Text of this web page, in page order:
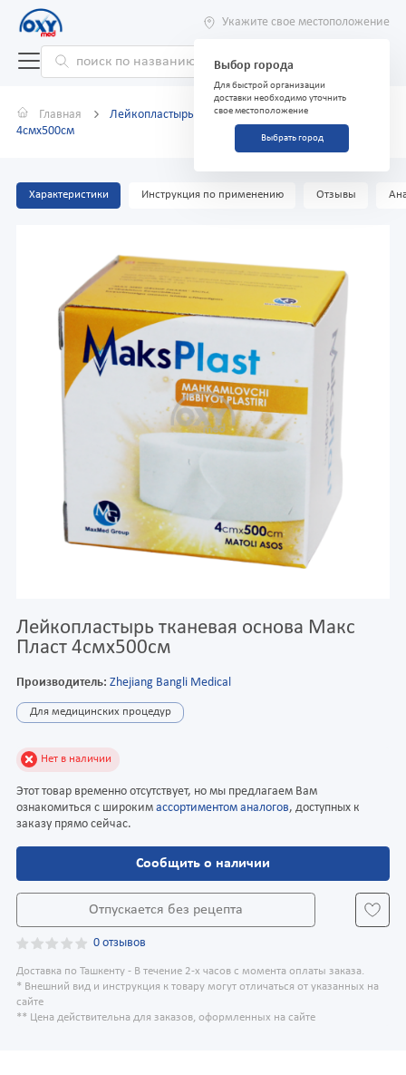
Укажите свое местоположение
Выбор города
Для быстрой организации
доставки необходимо уточнить
свое местоположение
Выбрать город
Главная
Лейкопластырь тканевая основа Макс Пласт
4смх500см
Характеристики Инструкция по применению Отзывы
Лейкопластырь тканевая основа Макс
Пласт 4смх500см
Производитель: Zhejiang Bangli Medical
Для медицинских процедур
Нет в наличии
Этот товар временно отсутствует, но мы предлагаем Вам
ознакомиться с широким ассортиментом аналогов, доступных к
заказу прямо сейчас.
Сообщить о наличии
Отпускается без рецепта
0 отзывов
Доставка по Ташкенту - В течение 2-х часов с момента оплаты заказа.
* Внешний вид и инструкция к товару могут отличаться от указанных на
сайте
** Цена действительна для заказов, оформленных на сайте